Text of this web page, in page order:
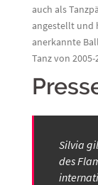
auch als
angestellt und
anerkannte
Tanz von
Silvia
des